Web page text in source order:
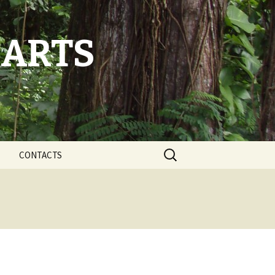
CONTACTS Rechercher :